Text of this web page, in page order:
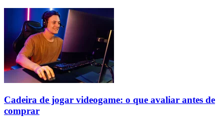
Cadeira de jogar videogame: o que avaliar antes de
comprar